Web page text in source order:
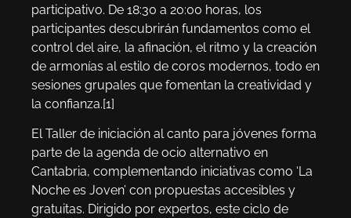
participativo. De 18:30 a 20:00 horas, los
participantes descubrirán fundamentos como el
control del aire, la afinación, el ritmo y la creación
de armonías al estilo de coros modernos, todo en
sesiones grupales que fomentan la creatividad y
la confianza.[1]
El Taller de iniciación al canto para jóvenes forma
parte de la agenda de ocio alternativo en
Cantabria, complementando iniciativas como ‘La
Noche es Joven’ con propuestas accesibles y
gratuitas. Dirigido por expertos, este ciclo de